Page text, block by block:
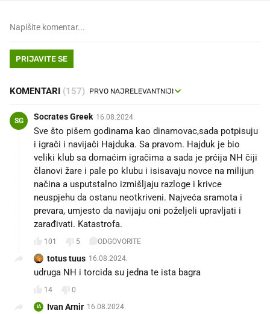
PRIJAVITE SE
KOMENTARI (157)
SG Socrates Greek 16.08.2024.
Sve što pišem godinama kao dinamovac,sada potpisuju
i igrači i navijači Hajduka. Sa pravom. Hajduk je bio
veliki klub sa domaćim igračima a sada je prćija NH čiji
članovi žare i pale po klubu i isisavaju novce na milijun
načina a usputstalno izmišljaju razloge i krivce
neuspjehu da ostanu neotkriveni. Najveća sramota i
prevara, umjesto da navijaju oni poželjeli upravljati i
zarađivati. Katastrofa.
101 5 ODGOVORITE
totus tuus 16.08.2024.
udruga NH i torcida su jedna te ista bagra
14 0
IA Ivan Arnir 16.08.2024.